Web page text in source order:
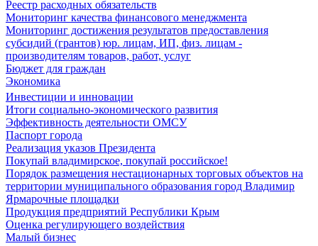
Реестр расходных обязательств
Мониторинг качества финансового менеджмента
Мониторинг достижения результатов предоставления
субсидий (грантов) юр. лицам, ИП, физ. лицам -
производителям товаров, работ, услуг
Бюджет для граждан
Экономика
Инвестиции и инновации
Итоги социально-экономического развития
Эффективность деятельности ОМСУ
Паспорт города
Реализация указов Президента
Покупай владимирское, покупай российское!
Порядок размещения нестационарных торговых объектов на
территории муниципального образования город Владимир
Ярмарочные площадки
Продукция предприятий Республики Крым
Оценка регулирующего воздействия
Малый бизнес